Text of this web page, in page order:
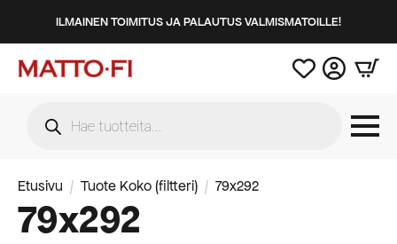
ILMAINEN TOIMITUS JA PALAUTUS VALMISMATOILLE!
search
Etusivu Tuote Koko (filtteri) 79x292
79x292